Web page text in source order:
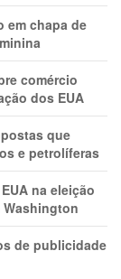
em chapa de
comércio
dos EUA
que
e petrolíferas
na eleição
de publicidade